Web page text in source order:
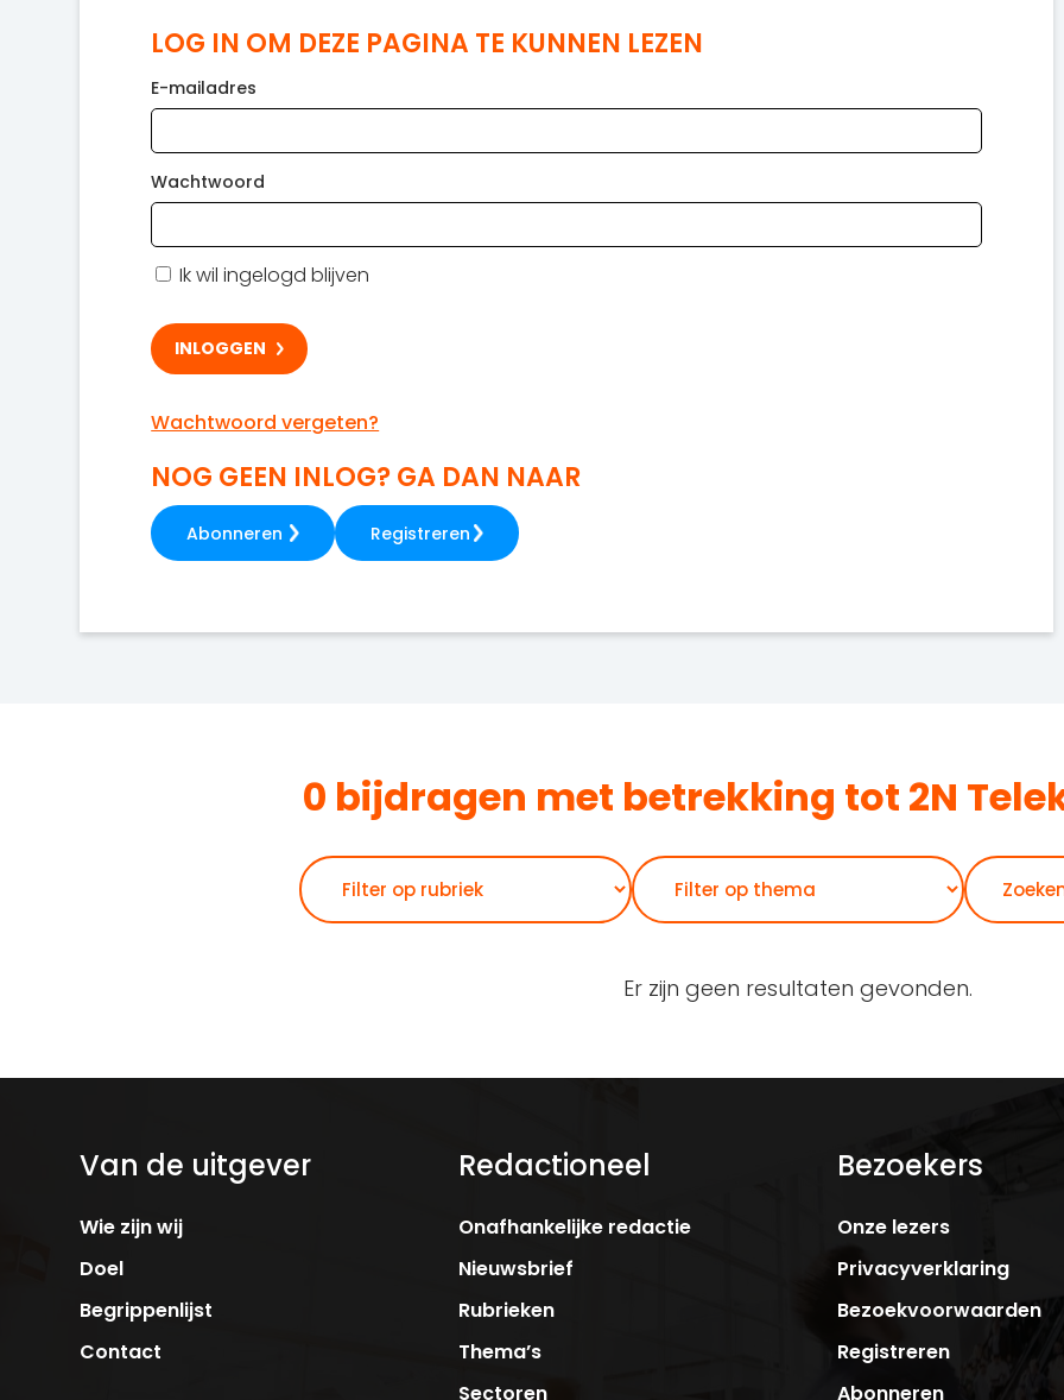
LOG IN OM DEZE PAGINA TE KUNNEN LEZEN
E-mailadres
Wachtwoord
Ik wil ingelogd blijven
Wachtwoord vergeten?
NOG GEEN INLOG? GA DAN NAAR
Abonneren Registreren
0 bijdragen met betrekking tot 2N
Er zijn geen resultaten gevonden.
Van de uitgever
Wie zijn wij
Doel
Begrippenlijst
Contact
Redactioneel
Onafhankelijke redactie
Nieuwsbrief
Rubrieken
Thema’s
Sectoren
Bezoekers
Onze lezers
Privacyverklaring
Bezoekvoorwaarden
Registreren
Abonneren